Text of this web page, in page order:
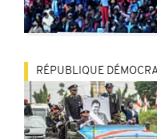
RÉPUBLIQUE